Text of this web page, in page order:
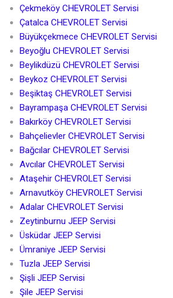
Çekmeköy CHEVROLET Servisi
Çatalca CHEVROLET Servisi
Büyükçekmece CHEVROLET Servisi
Beyoğlu CHEVROLET Servisi
Beylikdüzü CHEVROLET Servisi
Beykoz CHEVROLET Servisi
Beşiktaş CHEVROLET Servisi
Bayrampaşa CHEVROLET Servisi
Bakırköy CHEVROLET Servisi
Bahçelievler CHEVROLET Servisi
Bağcılar CHEVROLET Servisi
Avcılar CHEVROLET Servisi
Ataşehir CHEVROLET Servisi
Arnavutköy CHEVROLET Servisi
Adalar CHEVROLET Servisi
Zeytinburnu JEEP Servisi
Üsküdar JEEP Servisi
Ümraniye JEEP Servisi
Tuzla JEEP Servisi
Şişli JEEP Servisi
Şile JEEP Servisi